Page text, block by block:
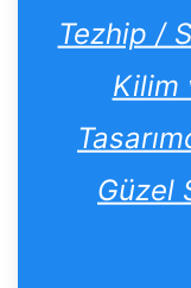
Tezhip /
Kilim
Güzel